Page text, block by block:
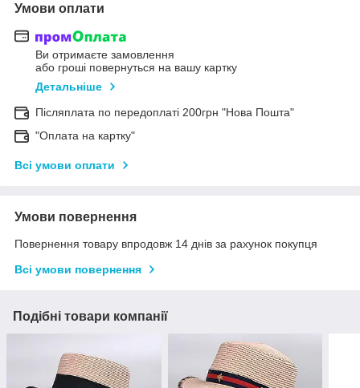
Умови оплати
Ви отримаєте замовлення
або гроші повернуться на вашу картку
Детальніше
Післяплата по передоплаті 200грн "Нова Пошта"
"Оплата на картку"
Всі умови оплати
Умови повернення
Повернення товару впродовж 14 днів за рахунок покупця
Всі умови повернення
Подібні товари компанії